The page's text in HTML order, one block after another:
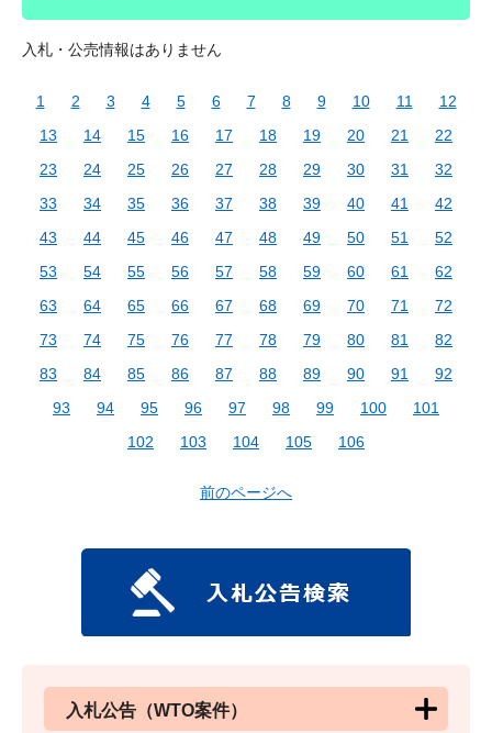
入札・公売情報はありません
1 2 3 4 5 6 7 8 9 10 11
12
13
14 15 16 17 18 19 20 21
22
23
24 25 26 27 28 29 30 31
32
33
34 35 36 37 38 39 40 41
42
43
44 45 46 47 48 49 50 51
52
53
54 55 56 57 58 59 60 61
62
63
64 65 66 67 68 69 70 71
72
73
74 75 76 77 78 79 80 81
82
83
84 85 86 87 88 89 90 91
92
93
94 95 96 97 98 99 100
101
102
103 104 105 106
前のページへ
入札公告（WTO案件）